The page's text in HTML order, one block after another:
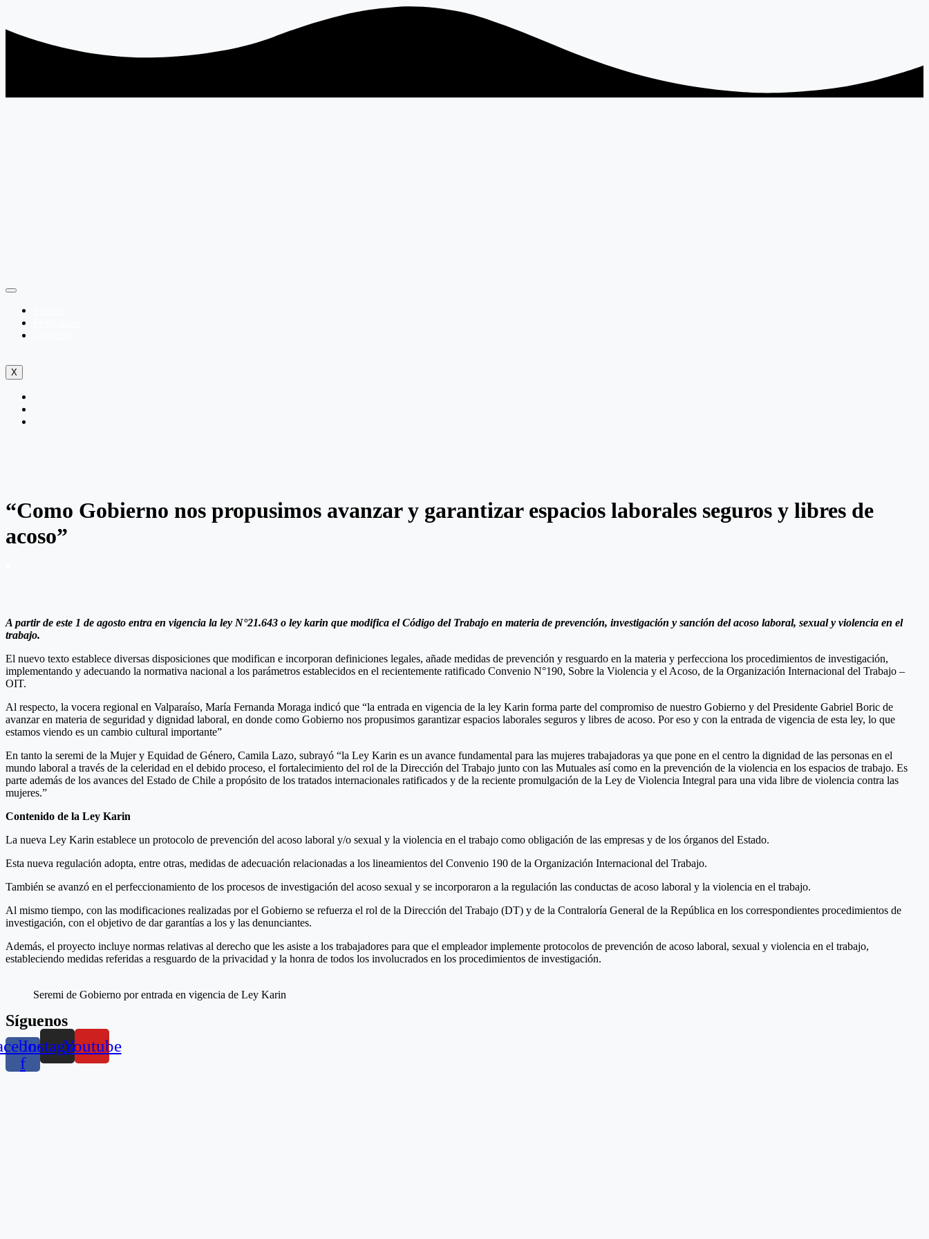
X
“Como Gobierno nos propusimos avanzar y garantizar espacios laborales seguros y libres de
acoso”
A partir de este 1 de agosto entra en vigencia la ley N°21.643 o ley karin que modifica el Código del Trabajo en materia de prevención, investigación y sanción del acoso laboral, sexual y violencia en el
trabajo.
El nuevo texto establece diversas disposiciones que modifican e incorporan definiciones legales, añade medidas de prevención y resguardo en la materia y perfecciona los procedimientos de investigación,
implementando y adecuando la normativa nacional a los parámetros establecidos en el recientemente ratificado Convenio N°190, Sobre la Violencia y el Acoso, de la Organización Internacional del Trabajo –
OIT.
Al respecto, la vocera regional en Valparaíso, María Fernanda Moraga indicó que “la entrada en vigencia de la ley Karin forma parte del compromiso de nuestro Gobierno y del Presidente Gabriel Boric de
avanzar en materia de seguridad y dignidad laboral, en donde como Gobierno nos propusimos garantizar espacios laborales seguros y libres de acoso. Por eso y con la entrada de vigencia de esta ley, lo que
estamos viendo es un cambio cultural importante”
En tanto la seremi de la Mujer y Equidad de Género, Camila Lazo, subrayó “la Ley Karin es un avance fundamental para las mujeres trabajadoras ya que pone en el centro la dignidad de las personas en el
mundo laboral a través de la celeridad en el debido proceso, el fortalecimiento del rol de la Dirección del Trabajo junto con las Mutuales así como en la prevención de la violencia en los espacios de trabajo. Es
parte además de los avances del Estado de Chile a propósito de los tratados internacionales ratificados y de la reciente promulgación de la Ley de Violencia Integral para una vida libre de violencia contra las
mujeres.”
Contenido de la Ley Karin
La nueva Ley Karin establece un protocolo de prevención del acoso laboral y/o sexual y la violencia en el trabajo como obligación de las empresas y de los órganos del Estado.
Esta nueva regulación adopta, entre otras, medidas de adecuación relacionadas a los lineamientos del Convenio 190 de la Organización Internacional del Trabajo.
También se avanzó en el perfeccionamiento de los procesos de investigación del acoso sexual y se incorporaron a la regulación las conductas de acoso laboral y la violencia en el trabajo.
Al mismo tiempo, con las modificaciones realizadas por el Gobierno se refuerza el rol de la Dirección del Trabajo (DT) y de la Contraloría General de la República en los correspondientes procedimientos de
investigación, con el objetivo de dar garantías a los y las denunciantes.
Además, el proyecto incluye normas relativas al derecho que les asiste a los trabajadores para que el empleador implemente protocolos de prevención de acoso laboral, sexual y violencia en el trabajo,
estableciendo medidas referidas a resguardo de la privacidad y la honra de todos los involucrados en los procedimientos de investigación.
Seremi de Gobierno por entrada en vigencia de Ley Karin
Síguenos
f
InstagramYoutube